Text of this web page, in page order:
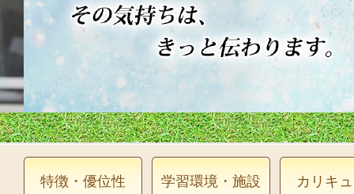
特徴・優位性 学習環境・施設 カリキ